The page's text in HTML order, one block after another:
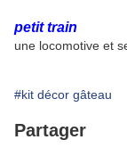
petit train
une locomotive et
#kit décor gâteau
Partager